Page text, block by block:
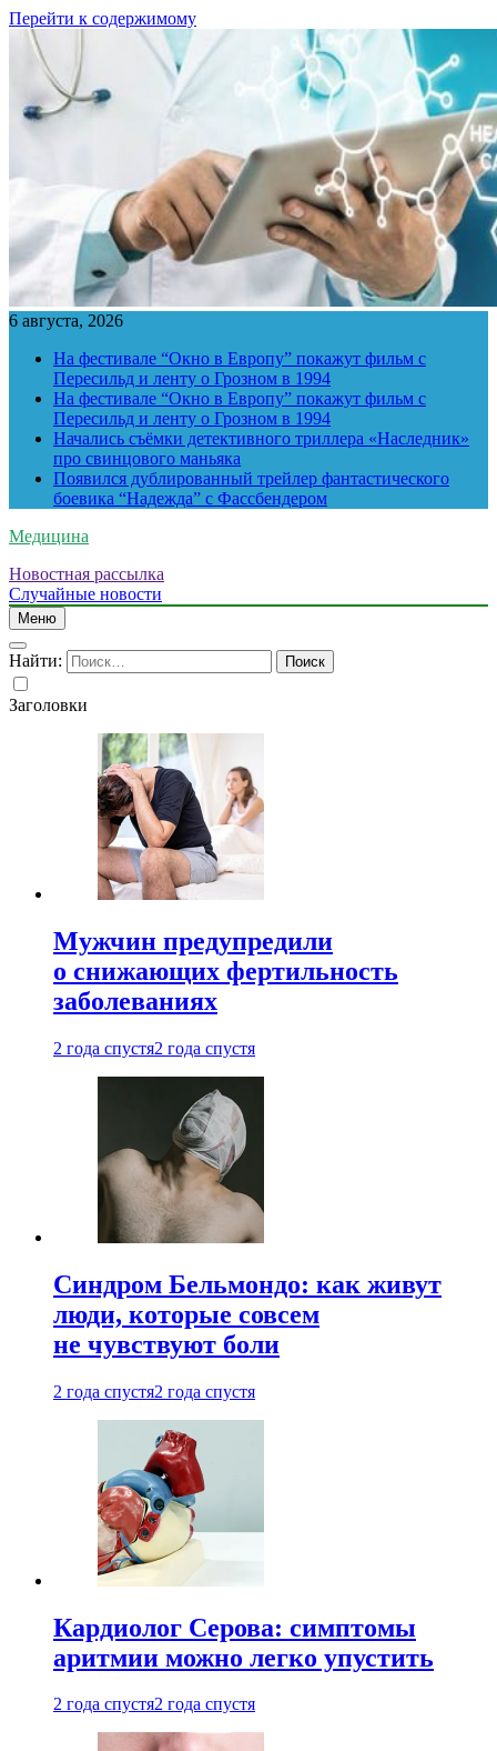
Перейти к содержимому
6 августа, 2026
На фестивале “Окно в Европу” покажут фильм с
Пересильд и ленту о Грозном в 1994
На фестивале “Окно в Европу” покажут фильм с
Пересильд и ленту о Грозном в 1994
Начались съёмки детективного триллера «Наследник»
про свинцового маньяка
Появился дублированный трейлер фантастического
боевика “Надежда” с Фассбендером
Медицина
Новостная рассылка
Случайные новости
Меню
Найти:
Заголовки
Мужчин предупредили
о снижающих фертильность
заболеваниях
2 года спустя2 года спустя
Синдром Бельмондо: как живут
люди, которые совсем
не чувствуют боли
2 года спустя2 года спустя
Кардиолог Серова: симптомы
аритмии можно легко упустить
2 года спустя2 года спустя